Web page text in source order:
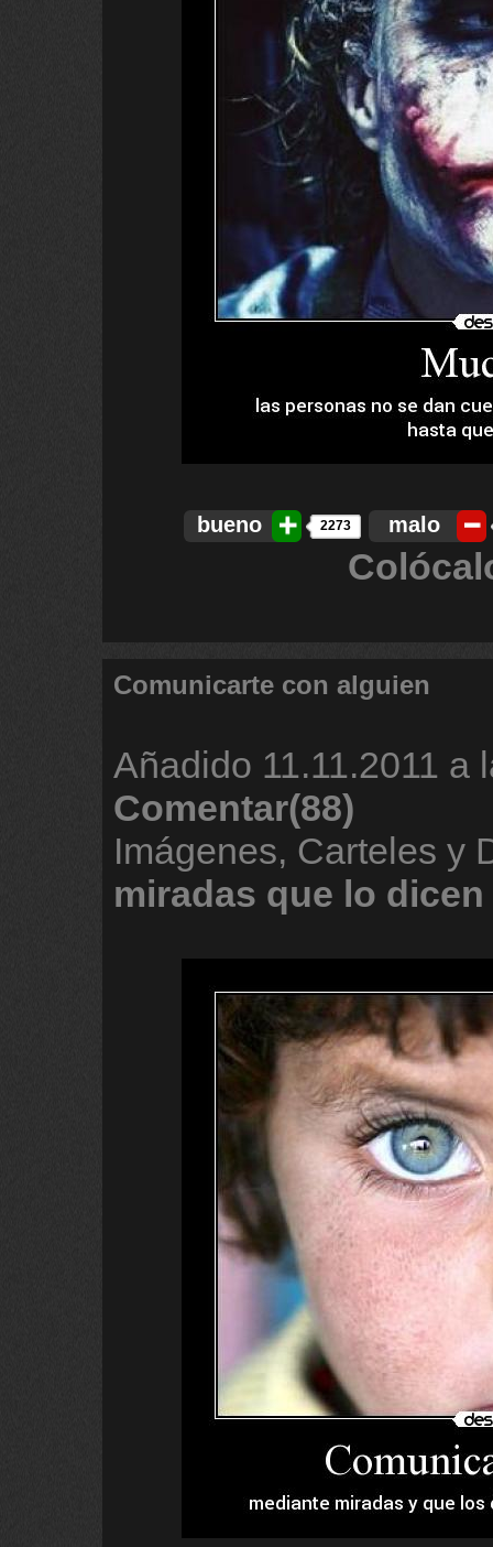
bueno 2273 malo
Comunicarte con alguien
Añadido 11.11.2011 a
Comentar(88)
Imágenes, Carteles y
miradas que lo dicen